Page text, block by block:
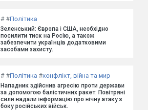
# #Політика
Зеленський: Європа і США, необхідно
посилити тиск на Росію, а також
забезпечити українців додатковими
засобами захисту.
# #Політика #конфлікт, війна та мир
Нападник здійснив агресію проти держави
за допомогою балістичних ракет: Повітряні
сили надали інформацію про нічну атаку з
боку російських військ.